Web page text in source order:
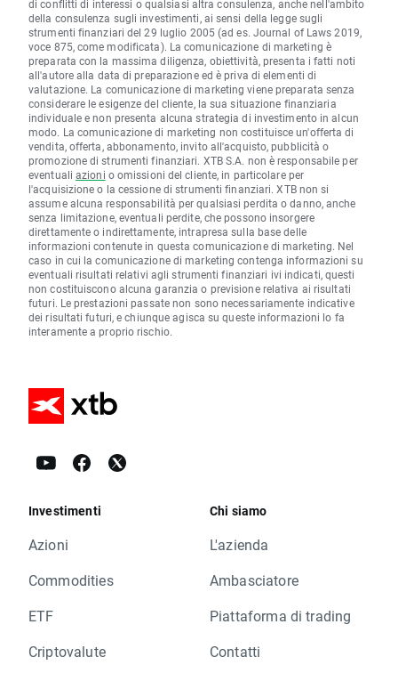
di conflitti di interessi o qualsiasi altra consulenza, anche nell'ambito
della consulenza sugli investimenti, ai sensi della legge sugli
strumenti finanziari del 29 luglio 2005 (ad es. Journal of Laws 2019,
voce 875, come modificata). La comunicazione di marketing è
preparata con la massima diligenza, obiettività, presenta i fatti noti
all'autore alla data di preparazione ed è priva di elementi di
valutazione. La comunicazione di marketing viene preparata senza
considerare le esigenze del cliente, la sua situazione finanziaria
individuale e non presenta alcuna strategia di investimento in alcun
modo. La comunicazione di marketing non costituisce un'offerta di
vendita, offerta, abbonamento, invito all'acquisto, pubblicità o
promozione di strumenti finanziari. XTB S.A. non è responsabile per
eventuali azioni o omissioni del cliente, in particolare per
l'acquisizione o la cessione di strumenti finanziari. XTB non si
assume alcuna responsabilità per qualsiasi perdita o danno, anche
senza limitazione, eventuali perdite, che possono insorgere
direttamente o indirettamente, intrapresa sulla base delle
informazioni contenute in questa comunicazione di marketing. Nel
caso in cui la comunicazione di marketing contenga informazioni su
eventuali risultati relativi agli strumenti finanziari ivi indicati, questi
non costituiscono alcuna garanzia o previsione relativa ai risultati
futuri. Le prestazioni passate non sono necessariamente indicative
dei risultati futuri, e chiunque agisca su queste informazioni lo fa
interamente a proprio rischio.
Investimenti
Azioni
Commodities
ETF
Criptovalute
Chi siamo
L'azienda
Ambasciatore
Piattaforma di trading
Contatti